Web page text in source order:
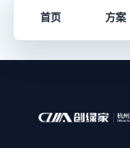
首页 方案